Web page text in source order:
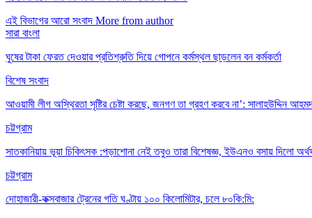
এই বিভাগের আরো সংবাদ More from author
সারা বাংলা
ঘুষের টাকা ফেরত দেওয়ার প্রতিশ্রুতি দিয়ে গোপনে কর্মস্থল ছাড়লেন বন কর্মকর্তা
বিশেষ সংবাদ
আওয়ামী লীগ অস্থিরতা সৃষ্টির চেষ্টা করছে, জনগণ তা গ্রহণ করবে না’: সালাহউদ্দিন
চট্টগ্রাম
সাতকানিয়ায় ভূয়া চিকিৎসক :পড়াশোনা নেই তবুও তারা বিশেষজ্ঞ, ইউএনও বসায় দিলো
চট্টগ্রাম
দোহাজারী-কক্সবাজার ট্রেনের গতি ঘণ্টায় ১০০ কিলোমিটার, চলে ৮০কি:মি: